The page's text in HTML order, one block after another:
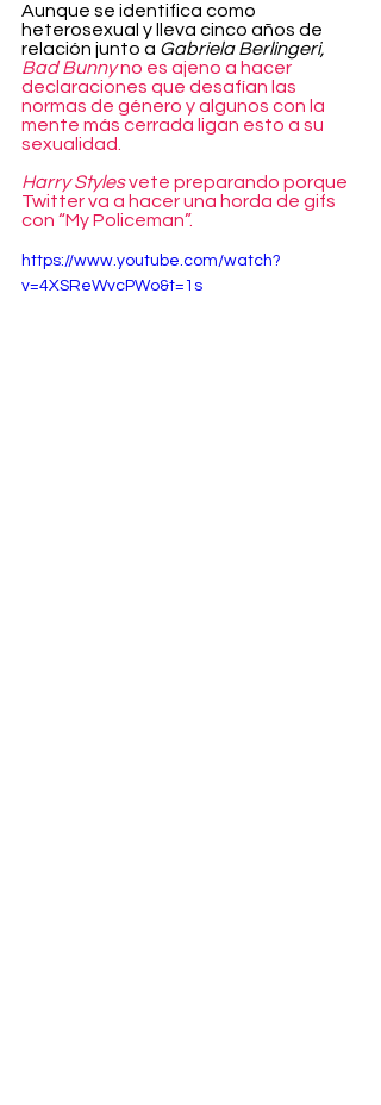
Aunque se identifica como
heterosexual y lleva cinco años de
relación junto a Gabriela Berlingeri,
Bad Bunny no es ajeno a hacer
declaraciones que desafían las
normas de género y algunos con la
mente más cerrada ligan esto a su
sexualidad.
Harry Styles vete preparando porque
Twitter va a hacer una horda de gifs
con “My Policeman”.
https://www.youtube.com/watch?
v=4XSReWvcPWo&t=1s